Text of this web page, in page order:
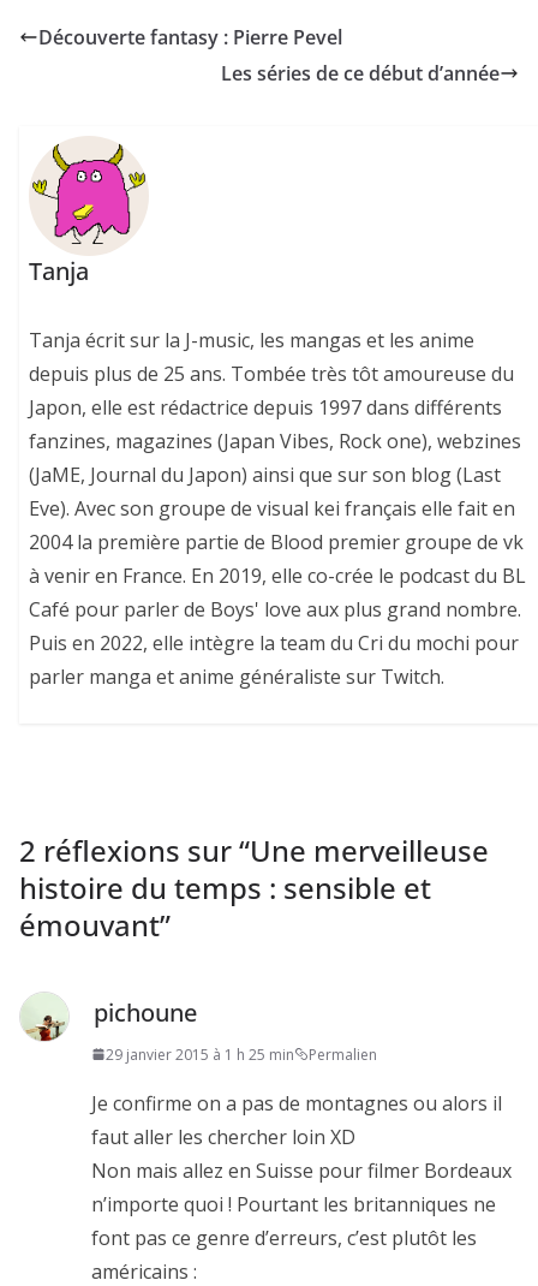
Découverte fantasy : Pierre Pevel
Les séries de ce début d’année
Tanja
Tanja écrit sur la J-music, les mangas et les anime
depuis plus de 25 ans. Tombée très tôt amoureuse du
Japon, elle est rédactrice depuis 1997 dans différents
fanzines, magazines (Japan Vibes, Rock one), webzines
(JaME, Journal du Japon) ainsi que sur son blog (Last
Eve). Avec son groupe de visual kei français elle fait en
2004 la première partie de Blood premier groupe de vk
à venir en France. En 2019, elle co-crée le podcast du BL
Café pour parler de Boys' love aux plus grand nombre.
Puis en 2022, elle intègre la team du Cri du mochi pour
parler manga et anime généraliste sur Twitch.
2 réflexions sur “Une merveilleuse
histoire du temps : sensible et
émouvant”
pichoune
29 janvier 2015 à 1 h 25 min Permalien
Je confirme on a pas de montagnes ou alors il
faut aller les chercher loin XD
Non mais allez en Suisse pour filmer Bordeaux
n’importe quoi ! Pourtant les britanniques ne
font pas ce genre d’erreurs, c’est plutôt les
américains :